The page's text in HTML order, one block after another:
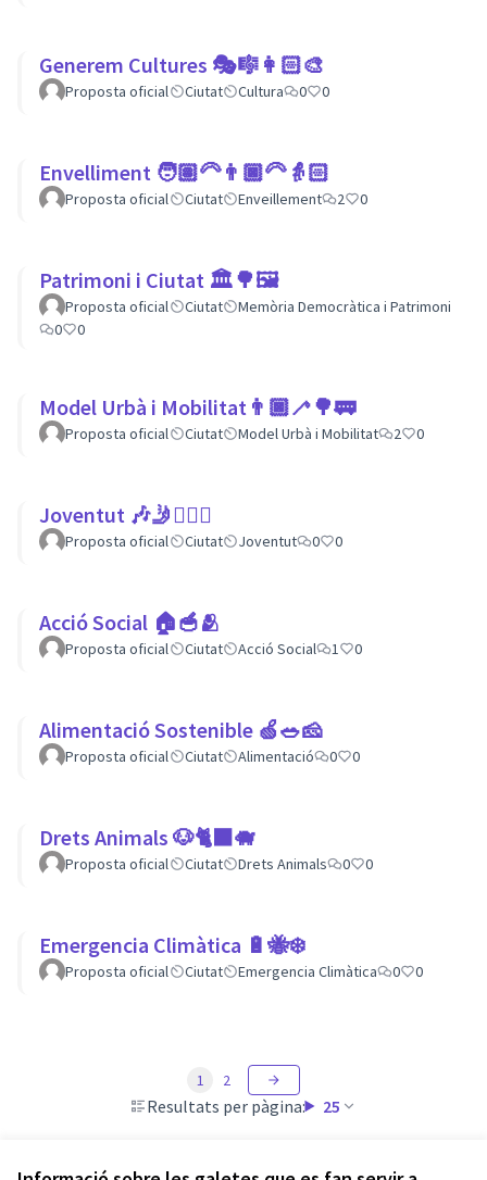
Generem Cultures 🎭🎼👩🏻‍🎨
Proposta oficial Ciutat Cultura 0 0
Envelliment 🧑🏽‍🦳👨🏿‍🦳👵🏻
Proposta oficial Ciutat Enveillement 2 0
Patrimoni i Ciutat 🏛🌳🖼
Proposta oficial Ciutat
Memòria Democràtica i Patrimoni
0
0
Model Urbà i Mobilitat👨🏿‍🦯🌳🚃
Proposta oficial Ciutat Model Urbà i Mobilitat 2 0
Joventut 🎶🤳🙇🏽‍♀
Proposta oficial Ciutat Joventut 0 0
Acció Social 🏠🥣🫂
Proposta oficial Ciutat Acció Social 1 0
Alimentació Sostenible 🍏🥗🧀
Proposta oficial Ciutat Alimentació 0 0
Drets Animals 🐶🐈‍⬛️🐗
Proposta oficial Ciutat Drets Animals 0 0
Emergencia Climàtica 🔋🐝❄️
Proposta oficial Ciutat Emergencia Climàtica 0 0
Resultats per pàgina: 25
1 2